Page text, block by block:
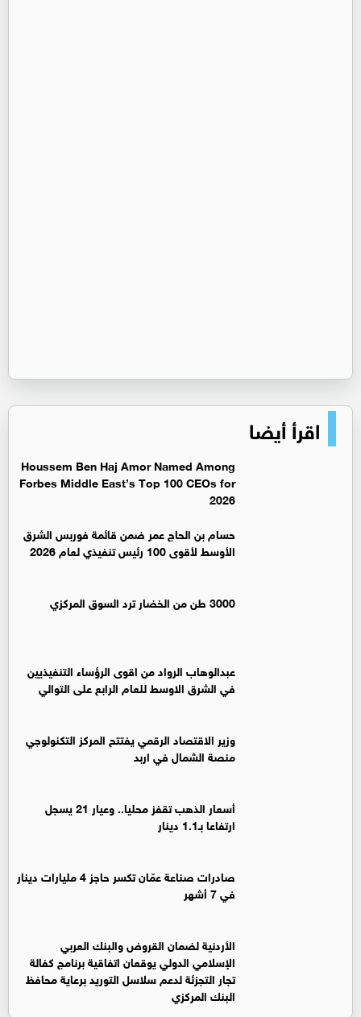
اقرأ أيضا
Houssem Ben Haj Amor Named Among
Forbes Middle East’s Top 100 CEOs for
2026
حسام بن الحاج عمر ضمن قائمة فوربس الشرق
الأوسط لأقوى 100 رئيس تنفيذي لعام 2026
3000 طن من الخضار ترد السوق المركزي
عبدالوهاب الرواد من اقوى الرؤساء التنفيذيين
في الشرق الاوسط للعام الرابع على التوالي
وزير الاقتصاد الرقمي يفتتح المركز التكنولوجي
منصة الشمال في اربد
أسعار الذهب تقفز محليا.. وعيار 21 يسجل
ارتفاعا بـ1.1 دينار
صادرات صناعة عمّان تكسر حاجز 4 مليارات دينار
في 7 أشهر
الأردنية لضمان القروض والبنك العربي
الإسلامي الدولي يوقعان اتفاقية برنامج كفالة
تجار التجزئة لدعم سلاسل التوريد برعاية محافظ
البنك المركزي